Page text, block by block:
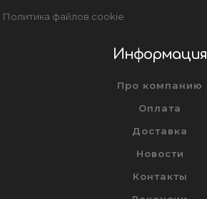
Политика файлов cookie
Информация
Про компанию
Оплата
Доставка
Новости
Контакты